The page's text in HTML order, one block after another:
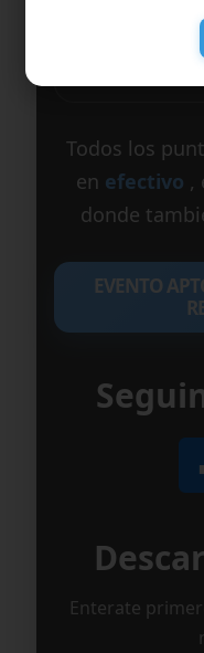
Todos los
en efectivo ,
donde
EVENTO
Enterate